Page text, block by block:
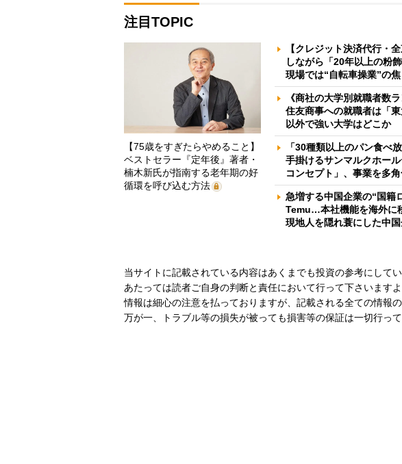
注目TOPIC
【75歳をすぎたらやめること】
ベストセラー『定年後』著者・
楠木新氏が指南する老年期の好
循環を呼び込む方法
【クレジット決済代行・
しながら「20年以上の粉
現場では“自転車操業”の
《商社の大学別就職者数
住友商事への就職者は「
以外で強い大学はどこか
「30種類以上のパン食べ
手掛けるサンマルクホー
コンセプト」、事業を多
急増する中国企業の“国籍
Temu…本社機能を海外に
現地人を隠れ蓑にした中
当サイトに記載されている内容はあくまでも投資の参考にして
あたっては読者ご自身の判断と責任において行って下さいます
情報は細心の注意を払っておりますが、記載される全ての情報
万が一、トラブル等の損失が被っても損害等の保証は一切行っ